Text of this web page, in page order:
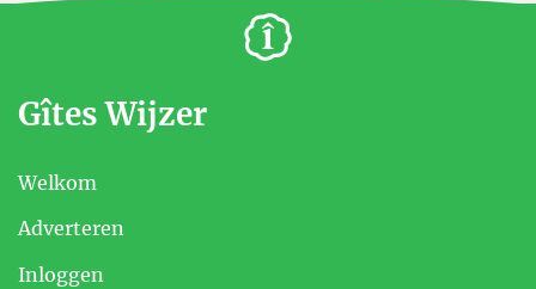
Gîtes Wijzer
Welkom
Adverteren
Inloggen